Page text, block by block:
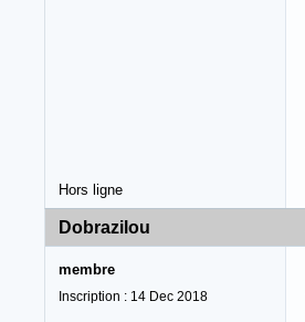
Hors ligne
Dobrazilou
membre
Inscription : 14 Dec 2018